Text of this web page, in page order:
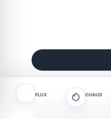
FLUX CHAUD